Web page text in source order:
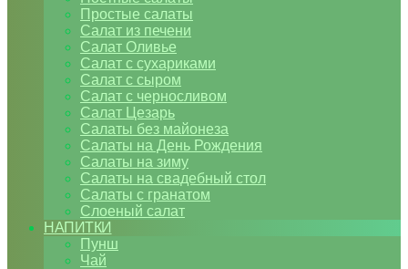
Простые салаты
Салат из печени
Салат Оливье
Салат с сухариками
Салат с сыром
Салат с черносливом
Салат Цезарь
Салаты без майонеза
Салаты на День Рождения
Салаты на зиму
Салаты на свадебный стол
Салаты с гранатом
Слоеный салат
НАПИТКИ
Пунш
Чай